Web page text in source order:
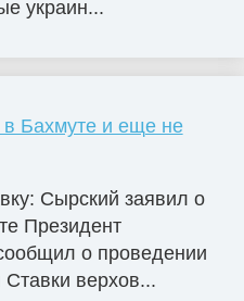
украин...
в Бахмуте и еще не
Сырский заявил о
Президент
о проведении
верхов...